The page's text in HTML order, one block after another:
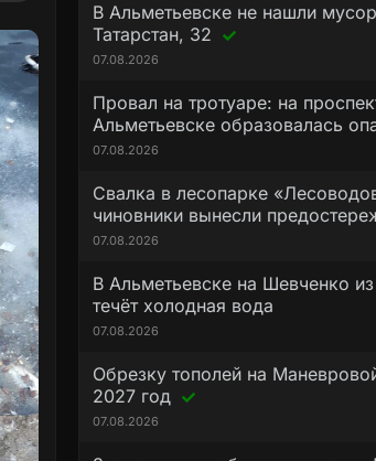
В Альметьевске не нашли
Татарстан, 32
07.08.2026
Провал на тротуаре: на
Альметьевске образовалась
07.08.2026
Свалка в лесопарке
чиновники вынесли
07.08.2026
В Альметьевске на Шевченко
течёт холодная вода
07.08.2026
Обрезку тополей на
2027 год
07.08.2026